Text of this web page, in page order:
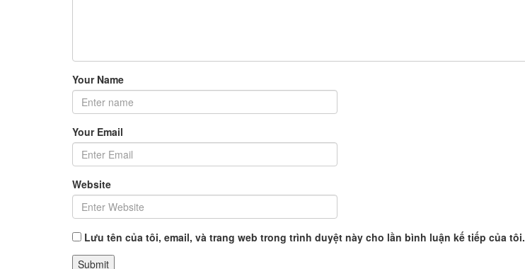
Your Name
Your Email
Website
Lưu tên của tôi, email, và trang web trong trình duyệt này cho lần bình luận kế tiếp của tôi.